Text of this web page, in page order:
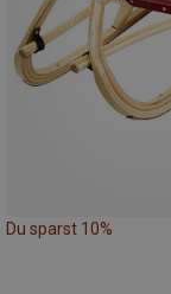
Du sparst 10%